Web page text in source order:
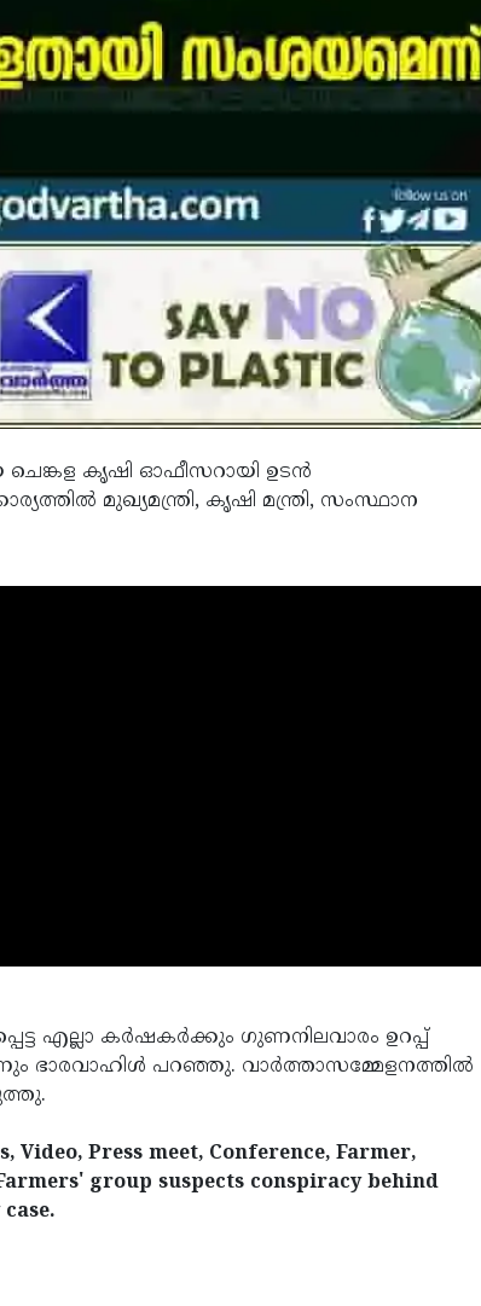
കൃഷി ഓഫീസറായി ഉടൻ
മുഖ്യമന്ത്രി, കൃഷി മന്ത്രി, സംസ്ഥാന
എല്ലാ കര്‍ഷകര്‍ക്കും ഗുണനിലവാരം ഉറപ്പ്‌
ഭാരവാഹിൾ പറഞ്ഞു. വാർത്താസമ്മേളനത്തിൽ
Video, Press meet, Conference, Farmer,
group suspects conspiracy behind